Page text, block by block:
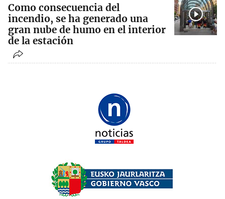
Como consecuencia del
incendio, se ha generado una
gran nube de humo en el interior
de la estación